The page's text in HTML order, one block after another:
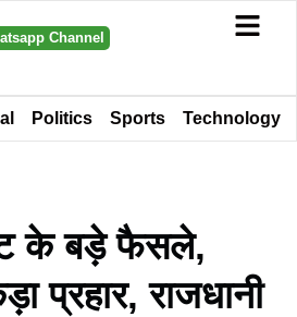
Channel
Politics Sports Technology
के बड़े फैसले,
प्रहार, राजधानी